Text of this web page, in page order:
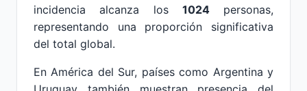
incidencia alcanza los 1024personas,
representando una proporción significativa
del total global.
En América del Sur, países como Argentina y